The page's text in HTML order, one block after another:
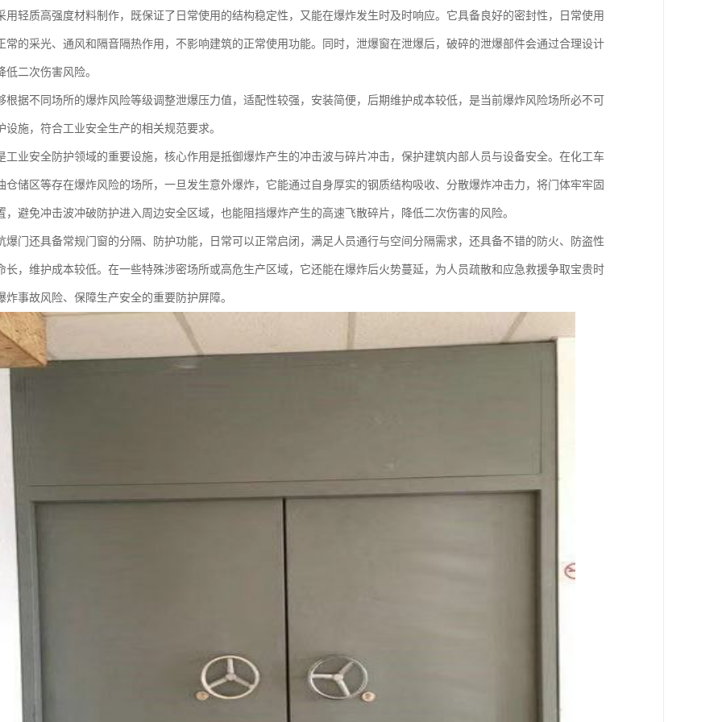
用轻质高强度材料制作，既保证了日常使用的结构稳定性，又能在爆炸发生时及时响应。它具备良好的密封性，日常使用
常的采光、通风和隔音隔热作用，不影响建筑的正常使用功能。同时，泄爆窗在泄爆后，破碎的泄爆部件会通过合理设计
低二次伤害风险。
根据不同场所的爆炸风险等级调整泄爆压力值，适配性较强，安装简便，后期维护成本较低，是当前爆炸风险场所必不可
设施，符合工业安全生产的相关规范要求。
工业安全防护领域的重要设施，核心作用是抵御爆炸产生的冲击波与碎片冲击，保护建筑内部人员与设备安全。在化工车
仓储区等存在爆炸风险的场所，一旦发生意外爆炸，它能通过自身厚实的钢质结构吸收、分散爆炸冲击力，将门体牢牢固
，避免冲击波冲破防护进入周边安全区域，也能阻挡爆炸产生的高速飞散碎片，降低二次伤害的风险。
爆门还具备常规门窗的分隔、防护功能，日常可以正常启闭，满足人员通行与空间分隔需求，还具备不错的防火、防盗性
长，维护成本较低。在一些特殊涉密场所或高危生产区域，它还能在爆炸后火势蔓延，为人员疏散和应急救援争取宝贵时
炸事故风险、保障生产安全的重要防护屏障。